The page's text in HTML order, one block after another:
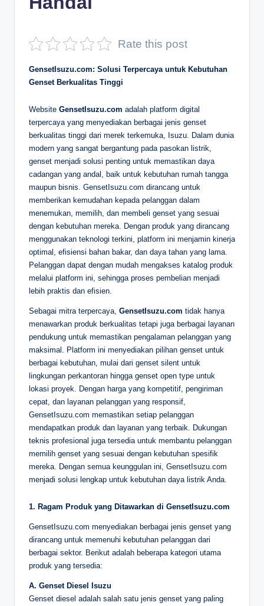
Rate this post
GensetIsuzu.com: Solusi Terpercaya untuk Kebutuhan
Genset Berkualitas Tinggi
Website GensetIsuzu.com adalah platform digital
terpercaya yang menyediakan berbagai jenis genset
berkualitas tinggi dari merek terkemuka, Isuzu. Dalam dunia
modern yang sangat bergantung pada pasokan listrik,
genset menjadi solusi penting untuk memastikan daya
cadangan yang andal, baik untuk kebutuhan rumah tangga
maupun bisnis. GensetIsuzu.com dirancang untuk
memberikan kemudahan kepada pelanggan dalam
menemukan, memilih, dan membeli genset yang sesuai
dengan kebutuhan mereka. Dengan produk yang dirancang
menggunakan teknologi terkini, platform ini menjamin kinerja
optimal, efisiensi bahan bakar, dan daya tahan yang lama.
Pelanggan dapat dengan mudah mengakses katalog produk
melalui platform ini, sehingga proses pembelian menjadi
lebih praktis dan efisien.
Sebagai mitra terpercaya, GensetIsuzu.com tidak hanya
menawarkan produk berkualitas tetapi juga berbagai layanan
pendukung untuk memastikan pengalaman pelanggan yang
maksimal. Platform ini menyediakan pilihan genset untuk
berbagai kebutuhan, mulai dari genset silent untuk
lingkungan perkantoran hingga genset open type untuk
lokasi proyek. Dengan harga yang kompetitif, pengiriman
cepat, dan layanan pelanggan yang responsif,
GensetIsuzu.com memastikan setiap pelanggan
mendapatkan produk dan layanan yang terbaik. Dukungan
teknis profesional juga tersedia untuk membantu pelanggan
memilih genset yang sesuai dengan kebutuhan spesifik
mereka. Dengan semua keunggulan ini, GensetIsuzu.com
menjadi solusi lengkap untuk kebutuhan daya listrik Anda.
1. Ragam Produk yang Ditawarkan di GensetIsuzu.com
GensetIsuzu.com menyediakan berbagai jenis genset yang
dirancang untuk memenuhi kebutuhan pelanggan dari
berbagai sektor. Berikut adalah beberapa kategori utama
produk yang tersedia:
A. Genset Diesel Isuzu
Genset diesel adalah salah satu jenis genset yang paling